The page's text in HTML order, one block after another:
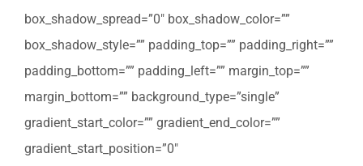
box_shadow_spread=”0″ box_shadow_color=””
box_shadow_style=”” padding_top=”” padding_right=””
padding_bottom=”” padding_left=”” margin_top=””
margin_bottom=”” background_type=”single”
gradient_start_color=”” gradient_end_color=””
gradient_start_position=”0″